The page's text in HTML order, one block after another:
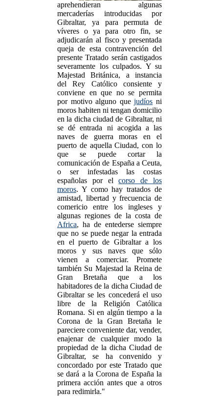
aprehendieran algunas
mercaderías introducidas por
Gibraltar, ya para permuta de
víveres o ya para otro fin, se
adjudicarán al fisco y presentada
queja de esta contravención del
presente Tratado serán castigados
severamente los culpados. Y su
Majestad Británica, a instancia
del Rey Católico consiente y
conviene en que no se permita
por motivo alguno quejudíos ni
moros habiten ni tengan domicilio
en la dicha ciudad de Gibraltar, ni
se dé entrada ni acogida a las
naves de guerra moras en el
puerto de aquella Ciudad, con lo
que se puede cortar la
comunicación de España a Ceuta,
o ser infestadas las costas
españolas por elcorso de los
moros. Y como hay tratados de
amistad, libertad y frecuencia de
comericio entre los ingleses y
algunas regiones de la costa de
Africa, ha de entederse siempre
que no se puede negar la entrada
en el puerto de Gibraltar a los
moros y sus naves que sólo
vienen a comerciar. Promete
también Su Majestad la Reina de
Gran Bretaña que a los
habitadores de la dicha Ciudad de
Gibraltar se les concederá el uso
libre de la Religión Católica
Romana. Si en algún tiempo a la
Corona de la Gran Bretaña le
pareciere conveniente dar, vender,
enajenar de cualquier modo la
propiedad de la dicha Ciudad de
Gibraltar, se ha convenido y
concordado por este Tratado que
se dará a la Corona de España la
primera acción antes que a otros
para redimirla."